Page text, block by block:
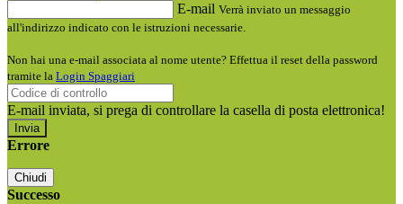
E-mail Verrà inviato un messaggio
all'indirizzo indicato con le istruzioni necessarie.
Non hai una e-mail associata al nome utente? Effettua il reset della password
tramite la Login Spaggiari
E-mail inviata, si prega di controllare la casella di posta elettronica!
Errore
Chiudi
Successo